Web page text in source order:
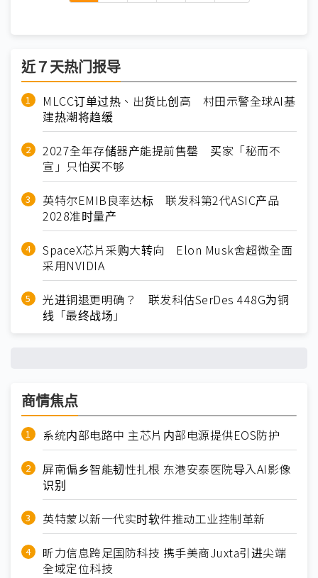
近７天热门报导
MLCC订单过热、出货比创高 村田示警全球AI基
建热潮将趋缓
2027全年存储器产能提前售罄 买家「秘而不
宣」只怕买不够
英特尔EMIB良率达标 联发科第2代ASIC产品
2028准时量产
SpaceX芯片采购大转向 Elon Musk舍超微全面
采用NVIDIA
光进铜退更明确？ 联发科估SerDes 448G为铜
线「最终战场」
商情焦点
系统内部电路中 主芯片内部电源提供EOS防护
屏南偏乡智能韧性扎根 东港安泰医院导入AI影像
识别
英特蒙以新一代实时软件推动工业控制革新
昕力信息跨足国防科技 携手美商Juxta引进尖端
全域定位科技